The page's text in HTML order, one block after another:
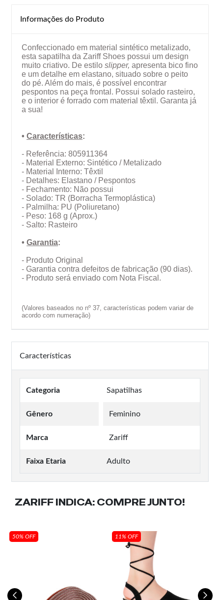
Informações do Produto
Confeccionado em material sintético metalizado,
esta sapatilha da Zariff Shoes possui um design
muito criativo. De estilo slipper, apresenta bico fino
e um detalhe em elastano, situado sobre o peito
do pé. Além do mais, é possível encontrar
pespontos na peça frontal. Possui solado rasteiro,
e o interior é forrado com material têxtil. Garanta já
a sua!
• Características:
- Referência: 805911364
- Material Externo: Sintético / Metalizado
- Material Interno: Têxtil
- Detalhes: Elastano / Pespontos
- Fechamento: Não possui
- Solado: TR (Borracha Termoplástica)
- Palmilha: PU (Poliuretano)
- Peso: 168 g (Aprox.)
- Salto: Rasteiro
• Garantia:
- Produto Original
- Garantia contra defeitos de fabricação (90 dias).
- Produto será enviado com Nota Fiscal.
(Valores baseados no nº 37, características podem variar de
acordo com numeração)
Características
Categoria Sapatilhas
Gênero Feminino
Marca Zariff
Faixa Etaria Adulto
ZARIFF INDICA: COMPRE JUNTO!
50% OFF 11% OFF